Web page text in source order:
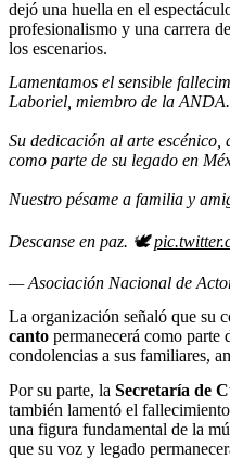
dejó una huella en el
profesionalismo y una carrera
los escenarios.
Lamentamos el sensible
Laboriel, miembro de la ANDA.
Su dedicación al arte
como parte de su legado en
Nuestro pésame a familia y
Descanse en paz. 🕊️
— Asociación Nacional de
La organización señaló que su
canto permanecerá como parte
condolencias a sus familiares,
Por su parte, la Secretaría de
también lamentó el
una figura fundamental de la
que su voz y legado